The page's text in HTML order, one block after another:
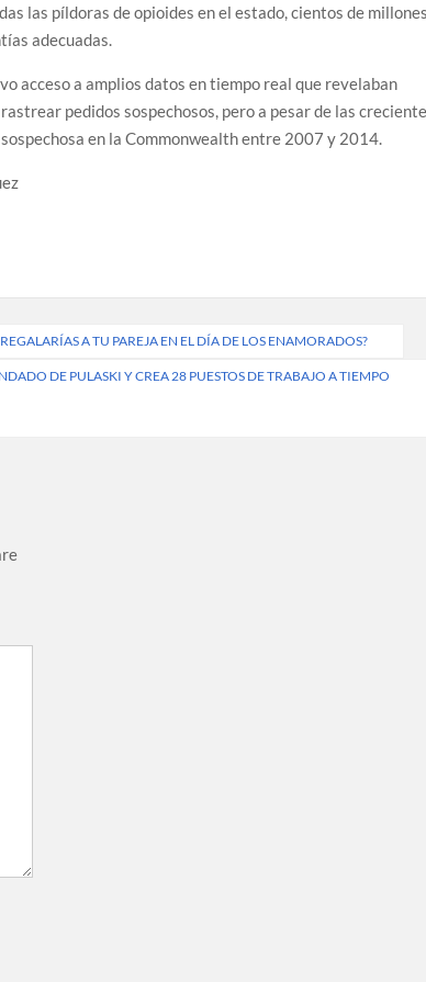
las píldoras de opioides en el estado, cientos de
adecuadas.
acceso a amplios datos en tiempo real que revelaban
pedidos sospechosos, pero a pesar de las
en la Commonwealth entre 2007 y 2014.
A TU PAREJA EN EL DÍA DE LOS ENAMORADOS?
DE PULASKI Y CREA 28 PUESTOS DE TRABAJO A TIEMPO